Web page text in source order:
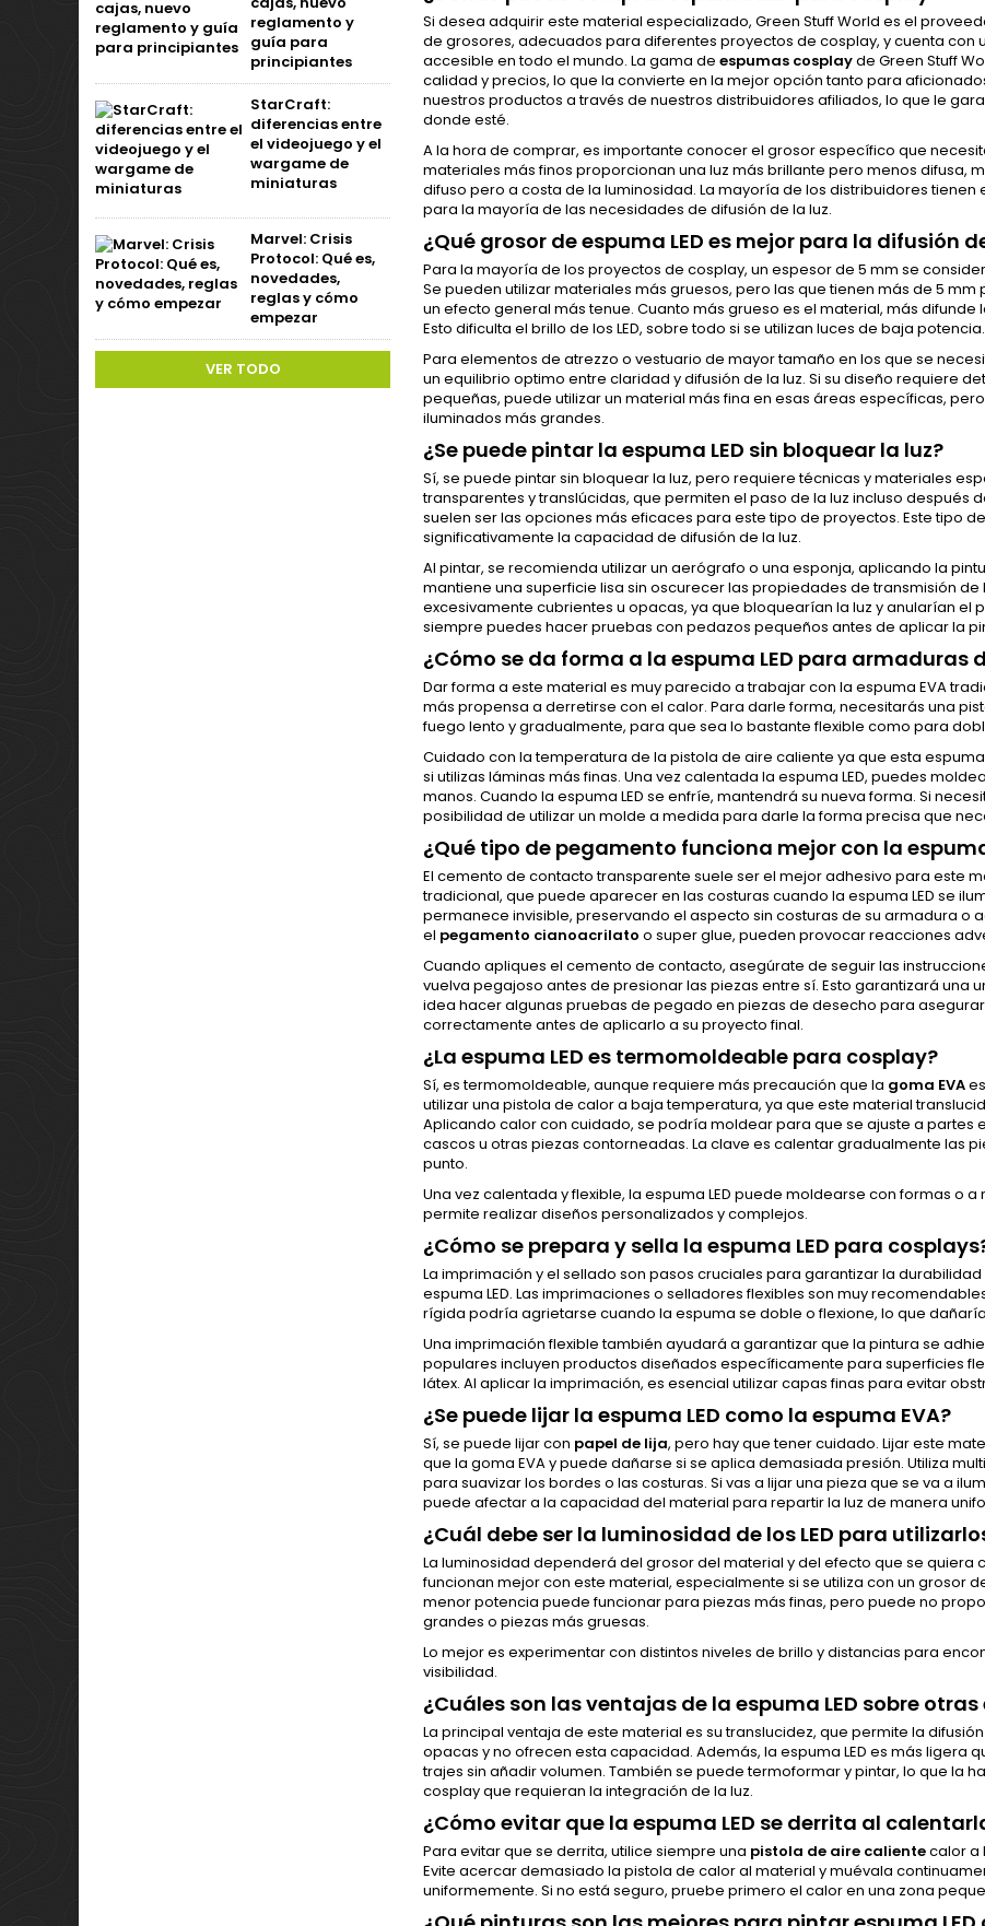
reglamento y
guía para
principiantes
StarCraft:
diferencias entre
el videojuego y el
wargame de
miniaturas
Marvel: Crisis
Protocol: Qué es,
novedades,
reglas y cómo
empezar
VER TODO
Si desea adquirir este material especializado, Green Stuff World es el
de grosores, adecuados para diferentes proyectos de cosplay, y cuenta
accesible en todo el mundo. La gama de espumas cosplayde Green Stuff
calidad y precios, lo que la convierte en la mejor opción tanto para
nuestros productos a través de nuestros distribuidores afiliados, lo que le
donde esté.
A la hora de comprar, es importante conocer el grosor específico que
materiales más finos proporcionan una luz más brillante pero menos difusa,
difuso pero a costa de la luminosidad. La mayoría de los distribuidores
para la mayoría de las necesidades de difusión de la luz.
¿Qué grosor de espuma LED es mejor para la difusión
Para la mayoría de los proyectos de cosplay, un espesor de 5 mm se
Se pueden utilizar materiales más gruesos, pero las que tienen más de 5
un efecto general más tenue. Cuanto más grueso es el material, más
Esto dificulta el brillo de los LED, sobre todo si se utilizan luces de baja potencia.
Para elementos de atrezzo o vestuario de mayor tamaño en los que se
un equilibrio optimo entre claridad y difusión de la luz. Si su diseño requiere
pequeñas, puede utilizar un material más fina en esas áreas específicas,
iluminados más grandes.
¿Se puede pintar la espuma LED sin bloquear la luz?
Sí, se puede pintar sin bloquear la luz, pero requiere técnicas y materiales
transparentes y translúcidas, que permiten el paso de la luz incluso después
suelen ser las opciones más eficaces para este tipo de proyectos. Este tipo
significativamente la capacidad de difusión de la luz.
Al pintar, se recomienda utilizar un aerógrafo o una esponja, aplicando la
mantiene una superficie lisa sin oscurecer las propiedades de transmisión
excesivamente cubrientes u opacas, ya que bloquearían la luz y anularían el
siempre puedes hacer pruebas con pedazos pequeños antes de aplicar la
¿Cómo se da forma a la espuma LED para armaduras
Dar forma a este material es muy parecido a trabajar con la espuma EVA
más propensa a derretirse con el calor. Para darle forma, necesitarás una
fuego lento y gradualmente, para que sea lo bastante flexible como para
Cuidado con la temperatura de la pistola de aire caliente ya que esta
si utilizas láminas más finas. Una vez calentada la espuma LED, puedes
manos. Cuando la espuma LED se enfríe, mantendrá su nueva forma. Si
posibilidad de utilizar un molde a medida para darle la forma precisa que
¿Qué tipo de pegamento funciona mejor con la espuma
El cemento de contacto transparente suele ser el mejor adhesivo para este
tradicional, que puede aparecer en las costuras cuando la espuma LED se
permanece invisible, preservando el aspecto sin costuras de su armadura o
el pegamento cianoacrilato o super glue, pueden provocar reacciones
Cuando apliques el cemento de contacto, asegúrate de seguir las
vuelva pegajoso antes de presionar las piezas entre sí. Esto garantizará una
idea hacer algunas pruebas de pegado en piezas de desecho para
correctamente antes de aplicarlo a su proyecto final.
¿La espuma LED es termomoldeable para cosplay?
Sí, es termomoldeable, aunque requiere más precaución que la goma EVA
utilizar una pistola de calor a baja temperatura, ya que este material
Aplicando calor con cuidado, se podría moldear para que se ajuste a
cascos u otras piezas contorneadas. La clave es calentar gradualmente las
punto.
Una vez calentada y flexible, la espuma LED puede moldearse con formas o
permite realizar diseños personalizados y complejos.
¿Cómo se prepara y sella la espuma LED para
La imprimación y el sellado son pasos cruciales para garantizar la
espuma LED. Las imprimaciones o selladores flexibles son muy
rígida podría agrietarse cuando la espuma se doble o flexione, lo que
Una imprimación flexible también ayudará a garantizar que la pintura se
populares incluyen productos diseñados específicamente para superficies
látex. Al aplicar la imprimación, es esencial utilizar capas finas para evitar
¿Se puede lijar la espuma LED como la espuma EVA?
Sí, se puede lijar con papel de lija, pero hay que tener cuidado. Lijar este
que la goma EVA y puede dañarse si se aplica demasiada presión. Utiliza
para suavizar los bordes o las costuras. Si vas a lijar una pieza que se va a
puede afectar a la capacidad del material para repartir la luz de manera
¿Cuál debe ser la luminosidad de los LED para
La luminosidad dependerá del grosor del material y del efecto que se quiera
funcionan mejor con este material, especialmente si se utiliza con un grosor
menor potencia puede funcionar para piezas más finas, pero puede no
grandes o piezas más gruesas.
Lo mejor es experimentar con distintos niveles de brillo y distancias para
visibilidad.
¿Cuáles son las ventajas de la espuma LED sobre
La principal ventaja de este material es su translucidez, que permite la
opacas y no ofrecen esta capacidad. Además, la espuma LED es más ligera
trajes sin añadir volumen. También se puede termoformar y pintar, lo que la
cosplay que requieran la integración de la luz.
¿Cómo evitar que la espuma LED se derrita al
Para evitar que se derrita, utilice siempre una pistola de aire calientecalor a
Evite acercar demasiado la pistola de calor al material y muévala
uniformemente. Si no está seguro, pruebe primero el calor en una zona